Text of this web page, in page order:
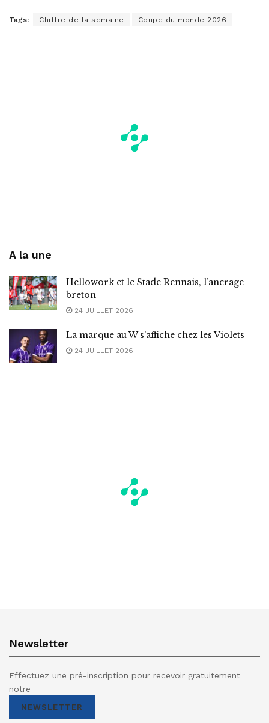
Tags: Chiffre de la semaine Coupe du monde 2026
A la une
Hellowork et le Stade Rennais, l’ancrage
breton
24 JUILLET 2026
La marque au W s’affiche chez les Violets
24 JUILLET 2026
Newsletter
Effectuez une pré-inscription pour recevoir gratuitement
notre
NEWSLETTER